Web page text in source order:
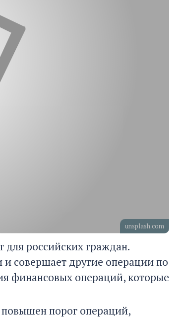
unsplash.com
для российских граждан.
совершает другие операции по
финансовых операций, которые
порог операций,